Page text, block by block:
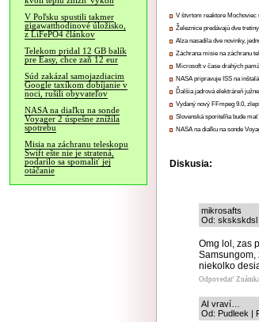
V Poľsku spustili takmer
gigawatthodinové úložisko,
z LiFePO4 článkov
Telekom pridal 12 GB balík
pre Easy, chce zaň 12 eur
Súd zakázal samojazdiacim
Google taxíkom dobíjanie v
noci, rušili obyvateľov
NASA na diaľku na sonde
Voyager 2 úspešne znížila
spotrebu
Misia na záchranu teleskopu
Swift ešte nie je stratená,
podarilo sa spomaliť jej
otáčanie
V štvrtom reaktore Mochoviec
Železnice predávajú dve
Alza nasadila dve novinky,
Záchrana misie na záchranu
Microsoft v čase drahých
NASA pripravuje ISS na
Ďalšia jadrová elektráreň
Vydaný nový FFmpeg 9.0,
Slovenská sporiteľňa bude
NASA na diaľku na sonde
Diskusia:
mikrosafts
Od: skskskdsl
Omg lol, zas
Samsungom,
niekolko
Odpovedať
AI vraví…
Od: Pudleek |